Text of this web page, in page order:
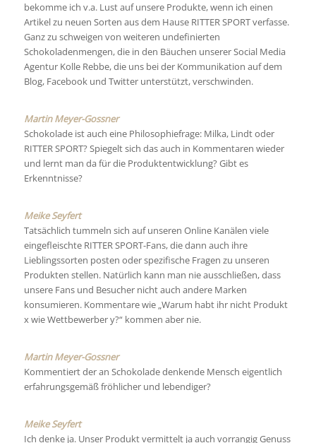
bekomme ich v.a. Lust auf unsere Produkte, wenn ich einen
Artikel zu neuen Sorten aus dem Hause RITTER SPORT verfasse.
Ganz zu schweigen von weiteren undefinierten
Schokoladenmengen, die in den Bäuchen unserer Social Media
Agentur Kolle Rebbe, die uns bei der Kommunikation auf dem
Blog, Facebook und Twitter unterstützt, verschwinden.
Martin Meyer-Gossner
Schokolade ist auch eine Philosophiefrage: Milka, Lindt oder
RITTER SPORT? Spiegelt sich das auch in Kommentaren wieder
und lernt man da für die Produktentwicklung? Gibt es
Erkenntnisse?
Meike Seyfert
Tatsächlich tummeln sich auf unseren Online Kanälen viele
eingefleischte RITTER SPORT-Fans, die dann auch ihre
Lieblingssorten posten oder spezifische Fragen zu unseren
Produkten stellen. Natürlich kann man nie ausschließen, dass
unsere Fans und Besucher nicht auch andere Marken
konsumieren. Kommentare wie „Warum habt ihr nicht Produkt
x wie Wettbewerber y?“ kommen aber nie.
Martin Meyer-Gossner
Kommentiert der an Schokolade denkende Mensch eigentlich
erfahrungsgemäß fröhlicher und lebendiger?
Meike Seyfert
Ich denke ja. Unser Produkt vermittelt ja auch vorrangig Genuss